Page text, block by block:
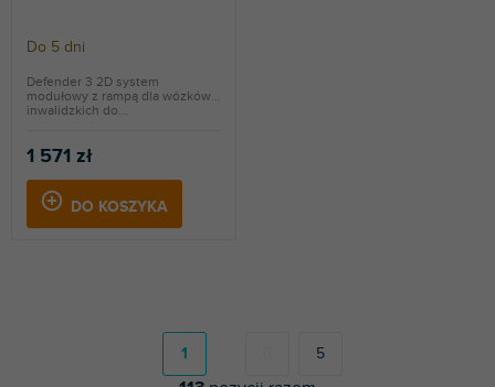
Do 5 dni
1 571 zł
DO KOSZYKA
Defender 3 2D system
modułowy z rampą dla wózków
inwalidzkich do...
1 5